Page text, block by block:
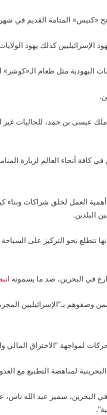
«كنيس» المنامة القديم في شهر
الإسرائيليين كذلك يهود
اليهودية مثل طعام
عيسى بن حمد، للجاليات غير
كافة أنحاء العالم لزيارة
العمل لخلق شراكات وبناء
البلدين.
تتطلع نحو التركيز على السياحة
في البحرين، ضد ما يسمونه
بـ”الإسرائيليين
لمناهضة التطبيع مع
البحرين، سمير عبد الله ناس،